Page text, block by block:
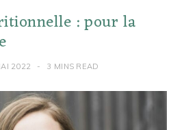
: pour la
2022 3 MINS READ